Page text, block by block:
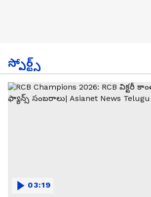
స్పోర్ట్స్
03:19